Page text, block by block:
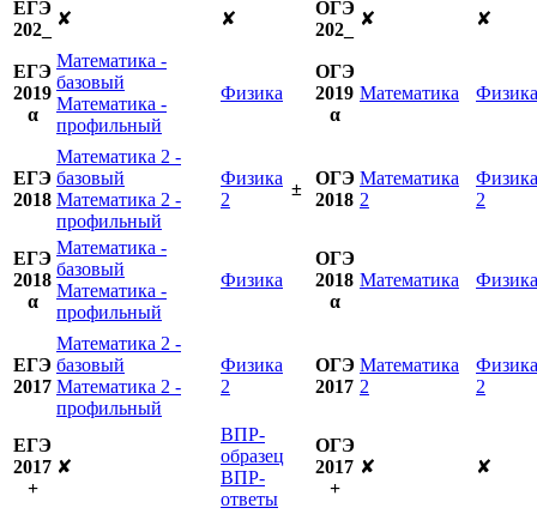
ЕГЭ
202_
✘ ✘
ОГЭ
202_
✘ ✘
ЕГЭ
2019
α
Математика -
базовый
Математика -
профильный
Физика
ОГЭ
2019
α
Математика Физика
ЕГЭ
2018
Математика 2 -
базовый
Математика 2 -
профильный
Физика
2
±
ОГЭ
2018
Математика
2
Физика
2
ЕГЭ
2018
α
Математика -
базовый
Математика -
профильный
Физика
ОГЭ
2018
α
Математика Физика
ЕГЭ
2017
Математика 2 -
базовый
Математика 2 -
профильный
Физика
2
ОГЭ
2017
Математика
2
Физика
2
ЕГЭ
2017
+
✘
ВПР-
образец
ВПР-
ответы
ОГЭ
2017
+
✘ ✘